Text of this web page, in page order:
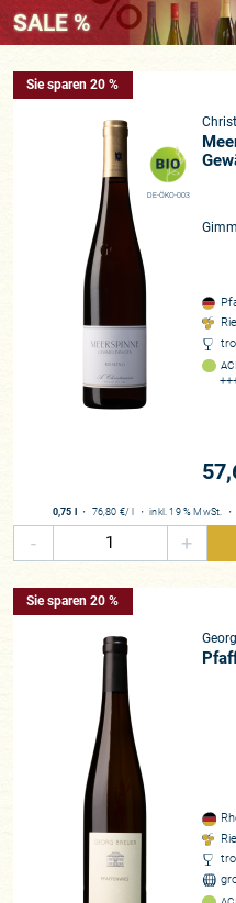
SALE %
DE-ÖKO-003
Sie sparen 20 %
0,75 l ・ 76,80 €/ l ・inkl. 19 % MwSt. ・
- +
Sie sparen 20 %